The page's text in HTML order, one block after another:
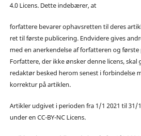
4.0 Licens. Dette indebærer, at
forfattere bevarer ophavsretten til deres
ret til første publicering. Endvidere gives
med en anerkendelse af forfatteren og første
Forfattere, der ikke ønsker denne licens, skal
redaktør besked herom senest i forbindelse
korrektur på artiklen.
Artikler udgivet i perioden fra 1/1 2021 til 31/
under en CC-BY-NC Licens.